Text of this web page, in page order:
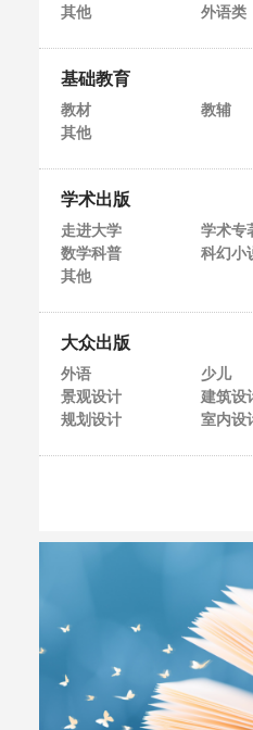
其他
外语类
基础教育
教材
教辅
其他
学术出版
走进大学
学术专
数学科普
科幻小
其他
大众出版
外语
少儿
景观设计
建筑设
规划设计
室内设